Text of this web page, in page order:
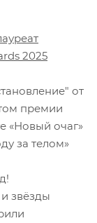
2025
от
премии
«Новый очаг»
за телом»
звёзды